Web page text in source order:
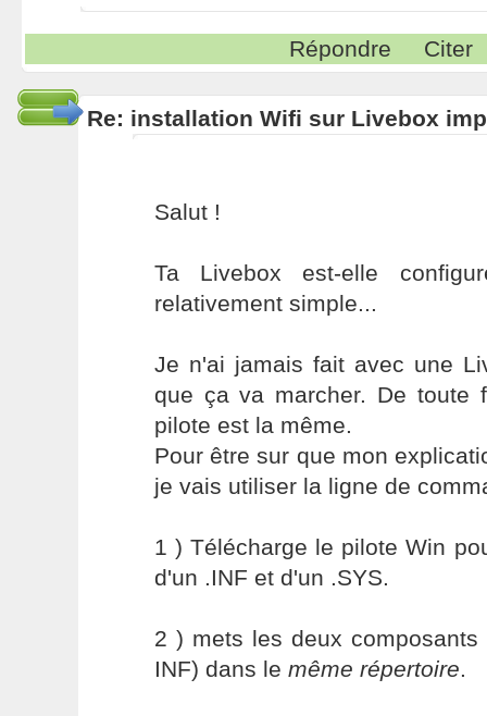
Répondre Citer
Re: installation Wifi sur Livebox
Salut !
Ta Livebox est-elle
relativement simple...
Je n'ai jamais fait avec une
que ça va marcher. De toute
pilote est la même.
Pour être sur que mon
je vais utiliser la ligne de
1 ) Télécharge le pilote Win
d'un .INF et d'un .SYS.
2 ) mets les deux
INF) dans le même répertoire.